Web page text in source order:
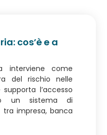
cos’è e a
interviene come
del rischio nelle
l’accesso
un sistema di
tra impresa, banca